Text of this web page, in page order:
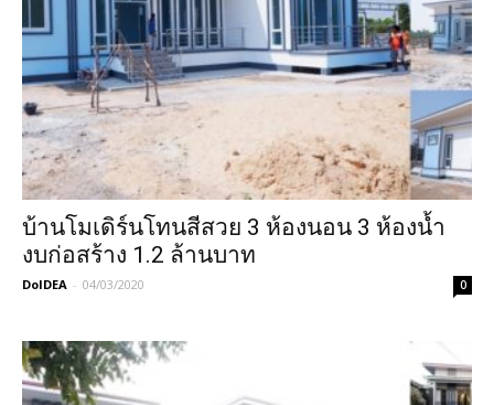
บ้านโมเดิร์นโทนสีสวย 3 ห้องนอน 3 ห้องน้ำ
งบก่อสร้าง 1.2 ล้านบาท
DoIDEA - 04/03/2020 0